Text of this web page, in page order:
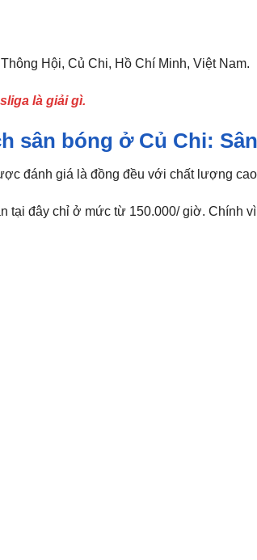
Hội, Củ Chi, Hồ Chí Minh, Việt Nam.
là giải gì.
sân bóng ở Củ Chi:
đánh giá là đồng đều với chất lượng
tại đây chỉ ở mức từ 150.000/ giờ. Chính